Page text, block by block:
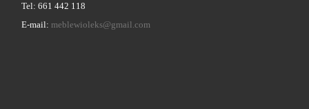
Tel: 661 442 118
E-mail: meblewioleks@gmail.com